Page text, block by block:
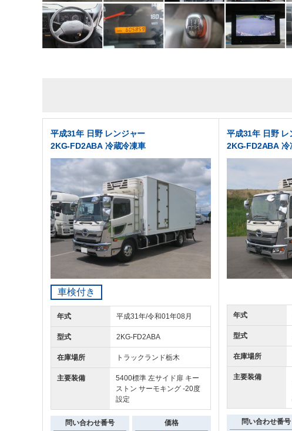
平成31年 日野 レンジャー
2KG-FD2ABA 冷蔵冷凍車
車検付き
年式 平成31年/令和01年08月
型式 2KG-FD2ABA
在庫場所 トラックランド栃木
主要装備
5400標準 左サイド扉 キー
ストン サーモキング -20度
設定
問い合わせ番号 価格
平成31年 日野 レ
2KG-FD2ABA 冷
年式
型式
在庫場所
主要装備
問い合わせ番号